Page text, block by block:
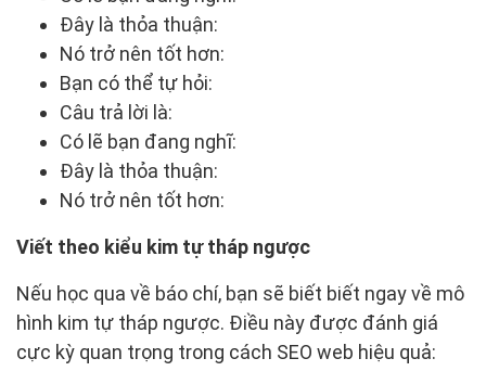
Đây là thỏa thuận:
Nó trở nên tốt hơn:
Bạn có thể tự hỏi:
Câu trả lời là:
Có lẽ bạn đang nghĩ:
Đây là thỏa thuận:
Nó trở nên tốt hơn:
Viết theo kiểu kim tự tháp ngược
Nếu học qua về báo chí, bạn sẽ biết biết ngay về mô
hình kim tự tháp ngược. Điều này được đánh giá
cực kỳ quan trọng trong cách SEO web hiệu quả: